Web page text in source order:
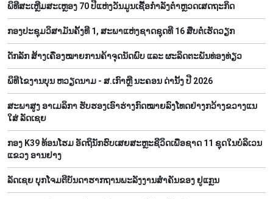
ພິທີສະເຫຼີມສະເຫຼອງ 70 ປີແຫ່ງວັນມູນເຊື້ອກຳລັງຕຳຫຼວດເສດຖະກິດ
ກອງປະຊຸມວິສາມັນຄັ້ງທີ 1, ສະພາແຫ່ງຊາດຊຸດທີ 16 ສືບຕໍ່ເຮັດວຽກ
ດັກລັກ ສ້າງເຄື່ອງໝາຍການຄ້າຈຸດນັດພົບ ແລະ ຜະລິດຕະພັນທ່ອງທ່ຽວ
ພິທີໄຂງານບຸນ ຫວຽດນາມ - ສ.ເກົາຫຼີ ນະຄອນ ດ່ານັ້ງ ປີ 2026
ສະພາສູງ ອາເມລິກາ ຮັບຮອງເອົາຮ່າງກົດໝາຍລົງໂທດຢ່າງກວ້າງຂວາງແນ
ໃສ່ ລັດເຊຍ
ກອງ K39 ທ້ອນໂຮມ ອັດຖິນັກຮົບເສຍສະຫຼະຊີວິດເພື່ອຊາດ 11 ຊຸດໃນບໍລິເວນ
ແຂວງ ອານຢາງ
ລັດເຊຍ ບຸກໂຈມຕີບັນດາຮາກຖານພະລັງງານສຳຄັນຂອງ ຢູແກຼນ